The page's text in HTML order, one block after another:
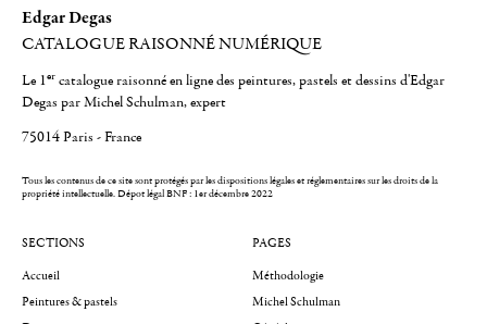
Edgar Degas
CATALOGUE RAISONNÉ NUMÉRIQUE
Le 1er catalogue raisonné en ligne des peintures, pastels et dessins d'Edgar
Degas par Michel Schulman, expert
75014 Paris - France
Tous les contenus de ce site sont protégés par les dispositions légales et réglementaires sur les droits de la
propriété intellectuelle.Dépot légal BNF : 1er décembre 2022
SECTIONS
Accueil
Peintures & pastels
PAGES
Méthodologie
Michel Schulman